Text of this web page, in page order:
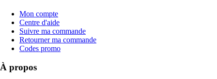
Mon compte
Centre d'aide
Suivre ma commande
Retourner ma commande
Codes promo
À propos